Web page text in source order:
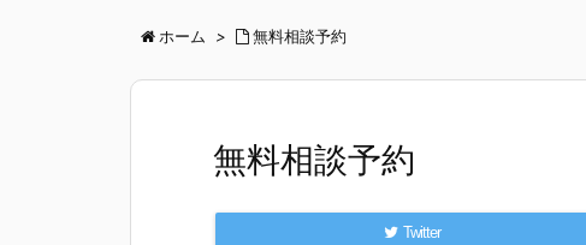
ホーム > 無料相談予約
無料相談予約
Twitter